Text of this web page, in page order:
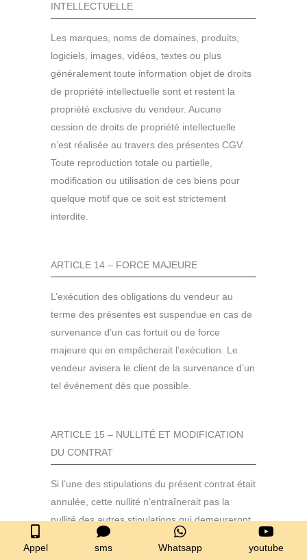
INTELLECTUELLE
Les marques, noms de domaines, produits,
logiciels, images, vidéos, textes ou plus
généralement toute information objet de droits
de propriété intellectuelle sont et restent la
propriété exclusive du vendeur. Aucune
cession de droits de propriété intellectuelle
n’est réalisée au travers des présentes CGV.
Toute reproduction totale ou partielle,
modification ou utilisation de ces biens pour
quelque motif que ce soit est strictement
interdite.
ARTICLE 14 – FORCE MAJEURE
L’exécution des obligations du vendeur au
terme des présentes est suspendue en cas de
survenance d’un cas fortuit ou de force
majeure qui en empêcherait l’exécution. Le
vendeur avisera le client de la survenance d’un
tel événement dès que possible.
ARTICLE 15 – NULLITÉ ET MODIFICATION
DU CONTRAT
Si l’une des stipulations du présent contrat était
annulée, cette nullité n’entraînerait pas la
nullité des autres stipulations qui demeureront
en vigueur entre les parties. Toute modification
contractuelle n’est valable qu’après un accord
Appel sms Whatsapp youtube